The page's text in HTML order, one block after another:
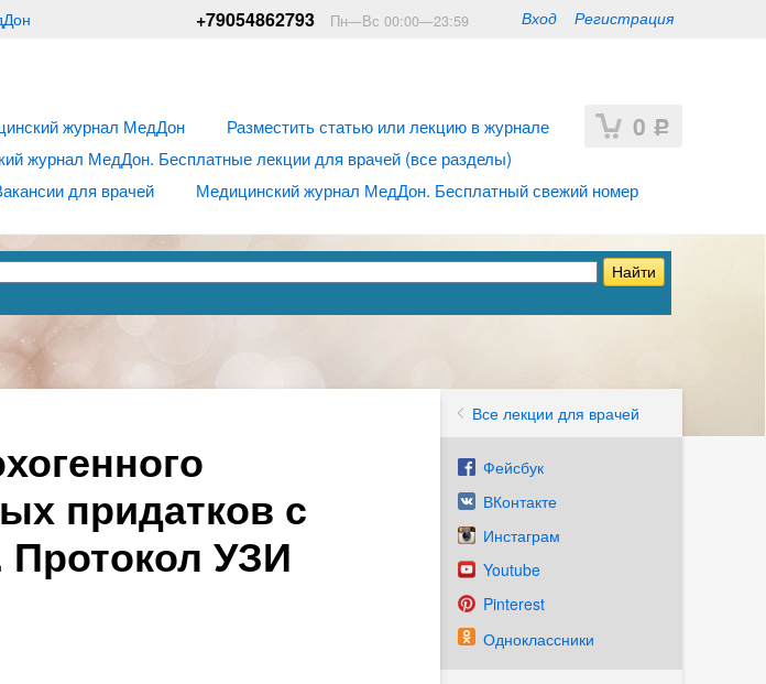
Вход Регистрация
+79054862793 Пн—Вс 00:00—23:59
0 Р
журнал МедДон
Разместить статью или лекцию в журнале
журнал МедДон. Бесплатные лекции для врачей (все разделы)
для врачей Медицинский журнал МедДон. Бесплатный свежий номер
Все лекции для врачей
Фейсбук
ВКонтакте
Инстаграм
Youtube
Pinterest
Одноклассники
придатков с
УЗИ